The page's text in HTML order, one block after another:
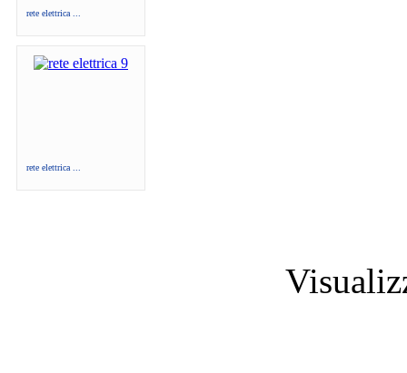
rete elettrica ...
rete elettrica ...